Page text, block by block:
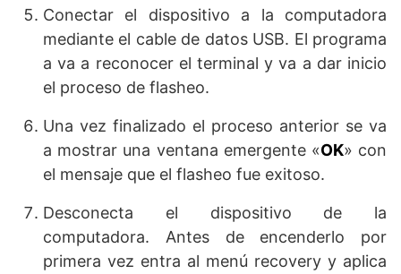
Conectar el dispositivo a la computadora
mediante el cable de datos USB. El programa
a va a reconocer el terminal y va a dar inicio
el proceso de flasheo.
Una vez finalizado el proceso anterior se va
a mostrar una ventana emergente «OK» con
el mensaje que el flasheo fue exitoso.
Desconecta el dispositivo de la
computadora. Antes de encenderlo por
primera vez entra al menú recovery y aplica